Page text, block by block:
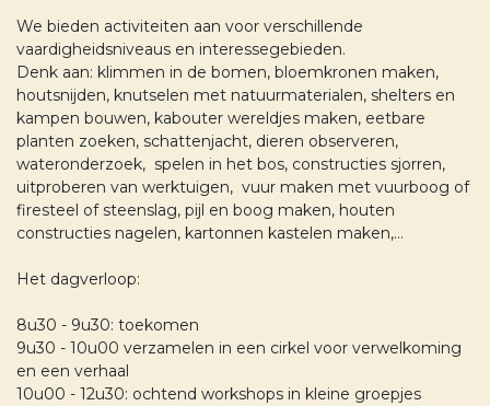
We bieden activiteiten aan voor verschillende
vaardigheidsniveaus en interessegebieden.
Denk aan: klimmen in de bomen, bloemkronen maken,
houtsnijden, knutselen met natuurmaterialen, shelters en
kampen bouwen, kabouter wereldjes maken, eetbare
planten zoeken, schattenjacht, dieren observeren,
wateronderzoek, spelen in het bos, constructies sjorren,
uitproberen van werktuigen, vuur maken met vuurboog of
firesteel of steenslag, pijl en boog maken, houten
constructies nagelen, kartonnen kastelen maken,…
Het dagverloop:
8u30 - 9u30: toekomen
9u30 - 10u00 verzamelen in een cirkel voor verwelkoming
en een verhaal
10u00 - 12u30: ochtend workshops in kleine groepjes